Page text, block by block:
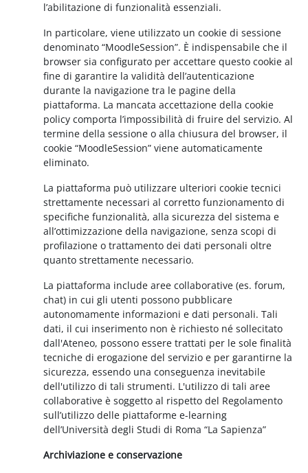
l’abilitazione di funzionalità essenziali.
In particolare, viene utilizzato un cookie di sessione
denominato “MoodleSession”. È indispensabile che il
browser sia configurato per accettare questo cookie al
fine di garantire la validità dell’autenticazione
durante la navigazione tra le pagine della
piattaforma. La mancata accettazione della cookie
policy comporta l’impossibilità di fruire del servizio. Al
termine della sessione o alla chiusura del browser, il
cookie “MoodleSession” viene automaticamente
eliminato.
La piattaforma può utilizzare ulteriori cookie tecnici
strettamente necessari al corretto funzionamento di
specifiche funzionalità, alla sicurezza del sistema e
all’ottimizzazione della navigazione, senza scopi di
profilazione o trattamento dei dati personali oltre
quanto strettamente necessario.
La piattaforma include aree collaborative (es. forum,
chat) in cui gli utenti possono pubblicare
autonomamente informazioni e dati personali. Tali
dati, il cui inserimento non è richiesto né sollecitato
dall'Ateneo, possono essere trattati per le sole finalità
tecniche di erogazione del servizio e per garantirne la
sicurezza, essendo una conseguenza inevitabile
dell'utilizzo di tali strumenti. L'utilizzo di tali aree
collaborative è soggetto al rispetto del Regolamento
sull’utilizzo delle piattaforme e-learning
dell’Università degli Studi di Roma “La Sapienza”
Archiviazione e conservazione